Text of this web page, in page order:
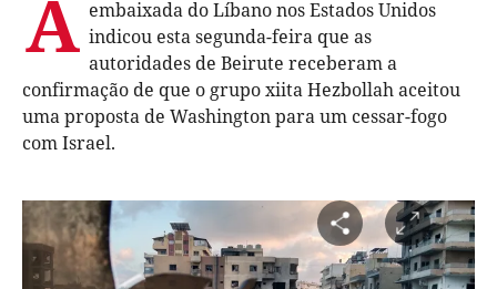
A embaixada do Líbano nos Estados Unidos
indicou esta segunda-feira que as
autoridades de Beirute receberam a
confirmação de que o grupo xiita Hezbollah aceitou
uma proposta de Washington para um cessar-fogo
com Israel.